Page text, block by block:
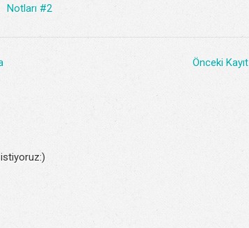
Notları #2
Önceki Kayıt
istiyoruz:)